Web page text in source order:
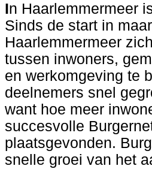
In Haarlemmermeer
Sinds de start in
Haarlemmermeer
tussen inwoners,
en werkomgeving te
deelnemers snel
want hoe meer
succesvolle
plaatsgevonden.
snelle groei van het